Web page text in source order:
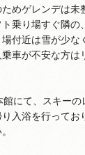
めゲレンデは未
乗り場すぐ隣の
付近は雪が少な
車が不安な方は
にて、スキーの
入浴を行ってお